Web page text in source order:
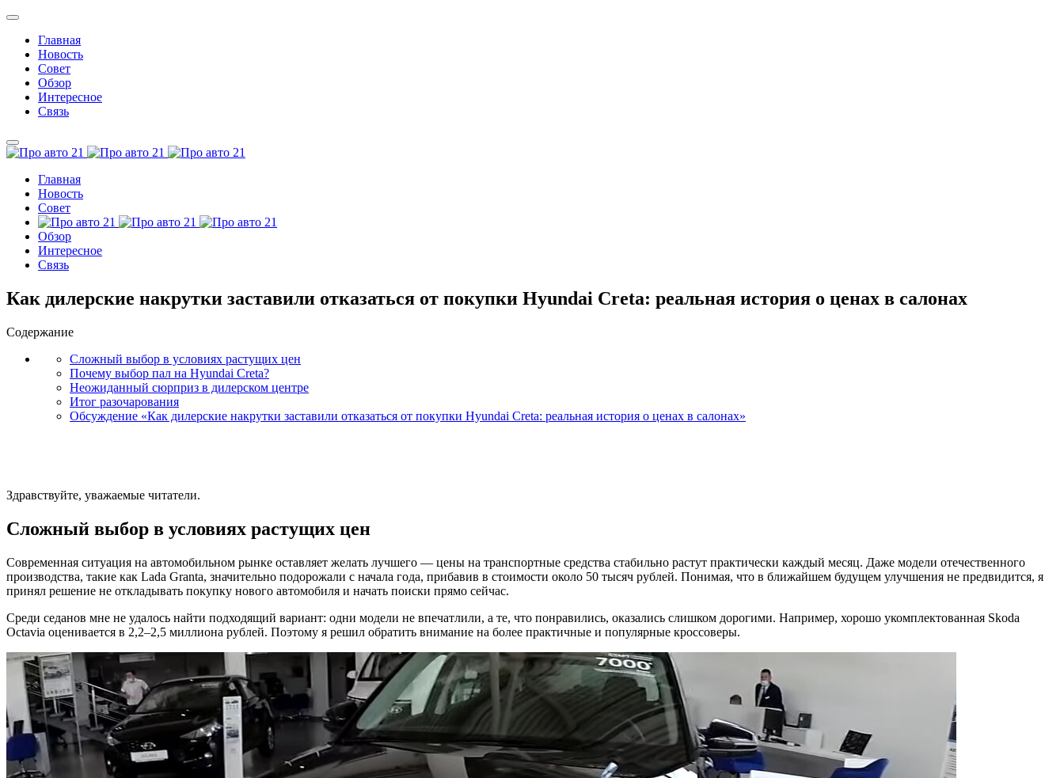
Главная
Новость
Совет
Обзор
Интересное
Связь
Главная
Новость
Совет
Обзор
Интересное
Связь
Как дилерские накрутки заставили отказаться от покупки Hyundai Creta: реальная история о ценах в салонах
Содержание
Сложный выбор в условиях растущих цен
Почему выбор пал на Hyundai Creta?
Неожиданный сюрприз в дилерском центре
Итог разочарования
Обсуждение «Как дилерские накрутки заставили отказаться от покупки Hyundai Creta: реальная история о ценах в салонах»
Здравствуйте, уважаемые читатели.
Сложный выбор в условиях растущих цен
Современная ситуация на автомобильном рынке оставляет желать лучшего — цены на транспортные средства стабильно растут практически каждый месяц. Даже модели отечественного
производства, такие как Lada Granta, значительно подорожали с начала года, прибавив в стоимости около 50 тысяч рублей. Понимая, что в ближайшем будущем улучшения не предвидится, я
принял решение не откладывать покупку нового автомобиля и начать поиски прямо сейчас.
Среди седанов мне не удалось найти подходящий вариант: одни модели не впечатлили, а те, что понравились, оказались слишком дорогими. Например, хорошо укомплектованная Skoda
Octavia оценивается в 2,2–2,5 миллиона рублей. Поэтому я решил обратить внимание на более практичные и популярные кроссоверы.